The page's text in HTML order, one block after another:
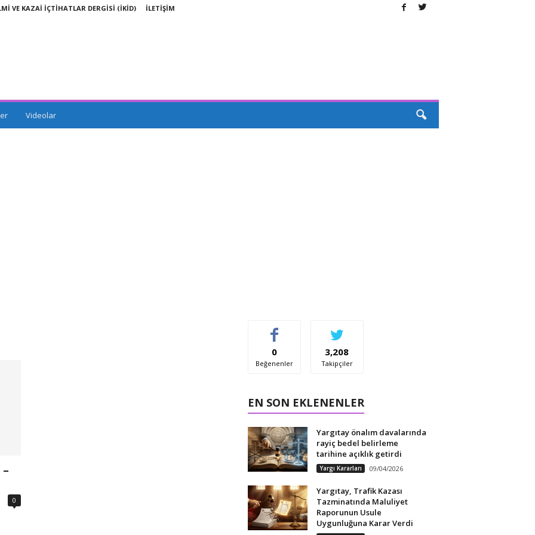
VE KAZAİ İÇTİHATLAR DERGİSİ (İKİD) İLETİŞİM
Videolar
0
0
Beğenenler
3,208
Takipçiler
EN SON EKLENENLER
Yargıtay önalım davalarında
rayiç bedel belirleme
tarihine açıklık getirdi
Yargı Kararları 09/04/2026
Yargıtay, Trafik Kazası
Tazminatında Maluliyet
Raporunun Usule
Uygunluğuna Karar Verdi